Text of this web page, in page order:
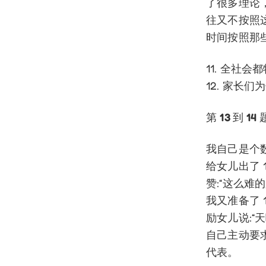
了很多理
往又不按照
时间按照那
11. 全社会
12. 家长们
第13到14
我自己是个
给女儿出了
赞:“这么难
我又准备了
励女儿说:“
自己主动要
代表。